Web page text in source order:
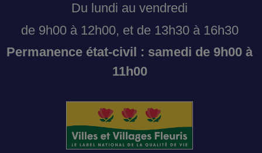
Du lundi au vendredi
de 9h00 à 12h00, et de 13h30 à 16h30
Permanence état-civil : samedi de 9h00 à
11h00